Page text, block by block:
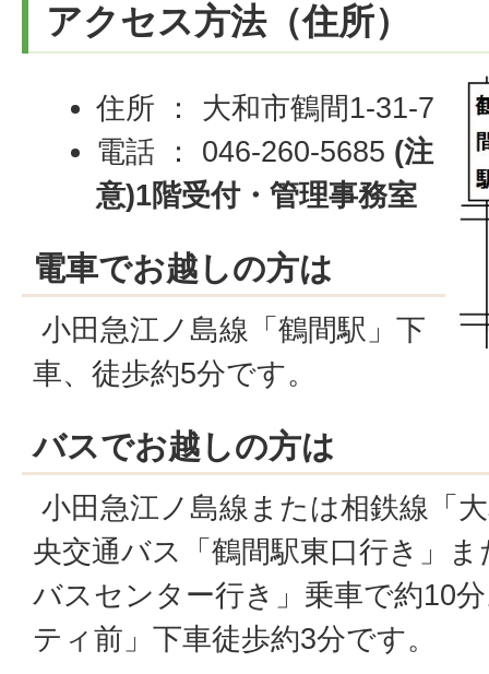
アクセス方法（住所）
住所 ： 大和市鶴間1-31-7
電話 ： 046-260-5685 (注
意)1階受付・管理事務室
電車でお越しの方は
小田急江ノ島線「鶴間駅」下
車、徒歩約5分です。
バスでお越しの方は
小田急江ノ島線または相鉄線「
央交通バス「鶴間駅東口行き」
バスセンター行き」乗車で約10
ティ前」下車徒歩約3分です。